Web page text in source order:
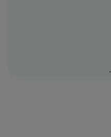
.